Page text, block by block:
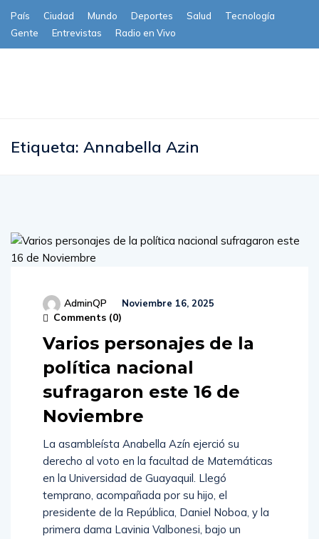
País Ciudad Mundo Deportes Salud
Tecnología
Gente
Entrevistas Radio en Vivo
Etiqueta: Annabella Azin
AdminQP Noviembre 16, 2025
Comments (0)
Varios personajes de la
política nacional
sufragaron este 16 de
Noviembre
La asambleísta Anabella Azín ejerció su
derecho al voto en la facultad de Matemáticas
en la Universidad de Guayaquil. Llegó
temprano, acompañada por su hijo, el
presidente de la República, Daniel Noboa, y la
primera dama Lavinia Valbonesi, bajo un